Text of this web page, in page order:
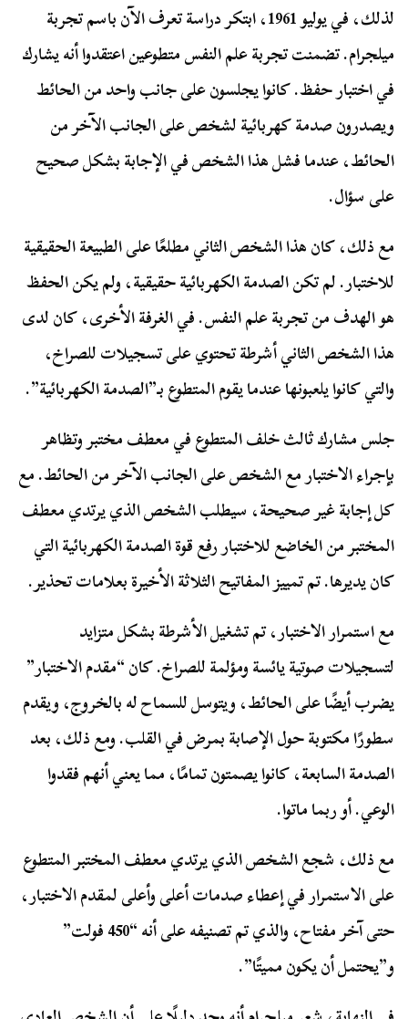
لذلك، في يوليو 1961، ابتكر دراسة تعرف الآن باسم تجربة
ميلجرام. تضمنت تجربة علم النفس متطوعين اعتقدوا أنه يشارك
في اختبار حفظ. كانوا يجلسون على جانب واحد من الحائط
ويصدرون صدمة كهربائية لشخص على الجانب الآخر من
الحائط، عندما فشل هذا الشخص في الإجابة بشكل صحيح
على سؤال.
مع ذلك، كان هذا الشخص الثاني مطلعًا على الطبيعة الحقيقية
للاختبار. لم تكن الصدمة الكهربائية حقيقية، ولم يكن الحفظ
هو الهدف من تجربة علم النفس. في الغرفة الأخرى، كان لدى
هذا الشخص الثاني أشرطة تحتوي على تسجيلات للصراخ،
والتي كانوا يلعبونها عندما يقوم المتطوع بـ”الصدمة الكهربائية”.
جلس مشارك ثالث خلف المتطوع في معطف مختبر وتظاهر
بإجراء الاختبار مع الشخص على الجانب الآخر من الحائط. مع
كل إجابة غير صحيحة، سيطلب الشخص الذي يرتدي معطف
المختبر من الخاضع للاختبار رفع قوة الصدمة الكهربائية التي
كان يديرها. تم تمييز المفاتيح الثلاثة الأخيرة بعلامات تحذير.
مع استمرار الاختبار، تم تشغيل الأشرطة بشكل متزايد
لتسجيلات صوتية يائسة ومؤلمة للصراخ. كان “مقدم الاختبار”
يضرب أيضًا على الحائط، ويتوسل للسماح له بالخروج، ويقدم
سطورًا مكتوبة حول الإصابة بمرض في القلب. ومع ذلك، بعد
الصدمة السابعة، كانوا يصمتون تمامًا، مما يعني أنهم فقدوا
الوعي. أو ربما ماتوا.
مع ذلك، شجع الشخص الذي يرتدي معطف المختبر المتطوع
على الاستمرار في إعطاء صدمات أعلى وأعلى لمقدم الاختبار،
حتى آخر مفتاح، والذي تم تصنيفه على أنه “450 فولت”
و”يحتمل أن يكون مميتًا”.